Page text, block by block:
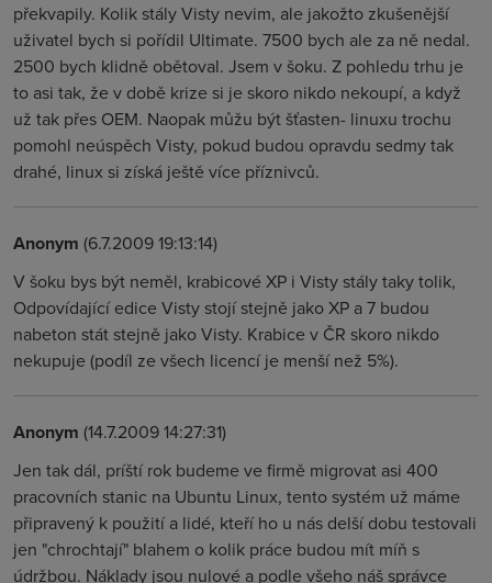
překvapily. Kolik stály Visty nevim, ale jakožto zkušenější
uživatel bych si pořídil Ultimate. 7500 bych ale za ně nedal.
2500 bych klidně obětoval. Jsem v šoku. Z pohledu trhu je
to asi tak, že v době krize si je skoro nikdo nekoupí, a když
už tak přes OEM. Naopak můžu být šťasten- linuxu trochu
pomohl neúspěch Visty, pokud budou opravdu sedmy tak
drahé, linux si získá ještě více příznivců.
Anonym (6.7.2009 19:13:14)
V šoku bys být neměl, krabicové XP i Visty stály taky tolik,
Odpovídající edice Visty stojí stejně jako XP a 7 budou
nabeton stát stejně jako Visty. Krabice v ČR skoro nikdo
nekupuje (podíl ze všech licencí je menší než 5%).
Anonym (14.7.2009 14:27:31)
Jen tak dál, príští rok budeme ve firmě migrovat asi 400
pracovních stanic na Ubuntu Linux, tento systém už máme
připravený k použití a lidé, kteří ho u nás delší dobu testovali
jen "chrochtají" blahem o kolik práce budou mít míň s
údržbou. Náklady jsou nulové a podle všeho náš správce